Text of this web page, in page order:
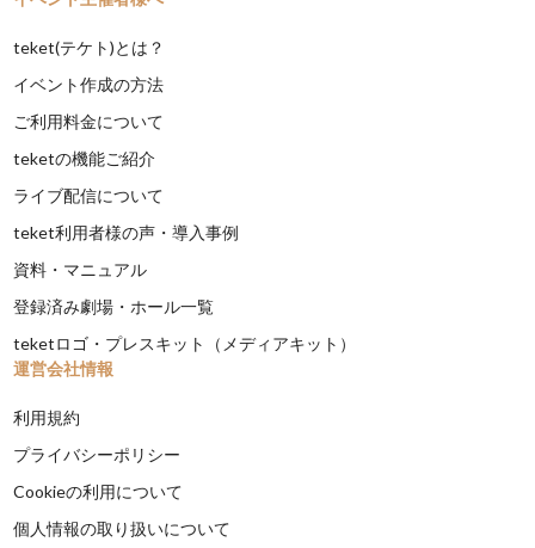
teket(テケト)とは？
イベント作成の方法
ご利用料金について
teketの機能ご紹介
ライブ配信について
teket利用者様の声・導入事例
資料・マニュアル
登録済み劇場・ホール一覧
teketロゴ・プレスキット（メディアキット）
運営会社情報
利用規約
プライバシーポリシー
Cookieの利用について
個人情報の取り扱いについて